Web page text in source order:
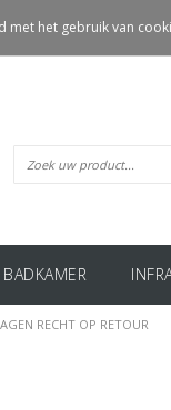
BADKAMER
RECHT OP RETOUR
het gebruik van